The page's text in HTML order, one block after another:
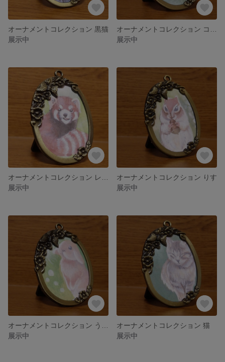
オーナメントコレクション 黒猫
展示中
展示中
展示中
オーナメントコレクション りす
展示中
展示中
オーナメントコレクション 猫
展示中